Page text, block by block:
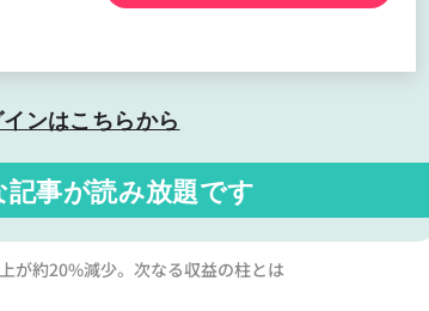
インはこちらから
記事が読み放題です
が約20%減少。次なる収益の柱とは